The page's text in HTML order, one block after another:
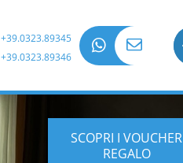
+39.0323.89345
+39.0323.89346
SCOPRI I VOUCHER
REGALO